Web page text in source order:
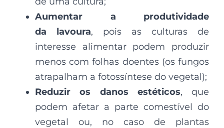
Aumentar a produtividade
da lavoura, pois as culturas de
interesse alimentar podem produzir
menos com folhas doentes (os fungos
atrapalham a fotossíntese do vegetal);
Reduzir os danos estéticos, que
podem afetar a parte comestível do
vegetal ou, no caso de plantas